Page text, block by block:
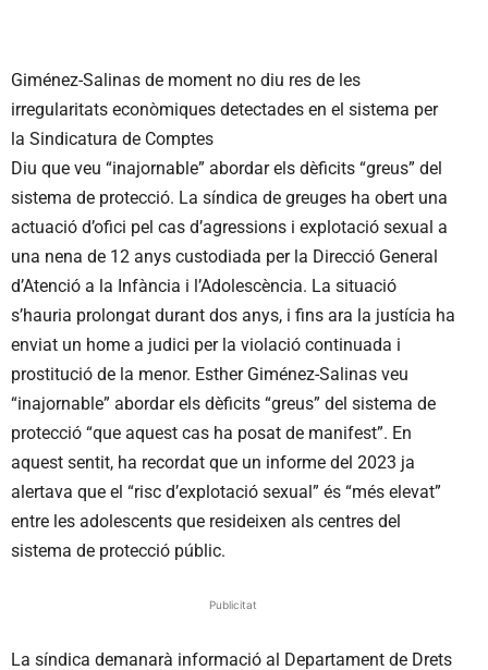
Giménez-Salinas de moment no diu res de les
irregularitats econòmiques detectades en el sistema per
la Sindicatura de Comptes
Diu que veu “inajornable” abordar els dèficits “greus” del
sistema de protecció. La síndica de greuges ha obert una
actuació d’ofici pel cas d’agressions i explotació sexual a
una nena de 12 anys custodiada per la Direcció General
d’Atenció a la Infància i l’Adolescència. La situació
s’hauria prolongat durant dos anys, i fins ara la justícia ha
enviat un home a judici per la violació continuada i
prostitució de la menor. Esther Giménez-Salinas veu
“inajornable” abordar els dèficits “greus” del sistema de
protecció “que aquest cas ha posat de manifest”. En
aquest sentit, ha recordat que un informe del 2023 ja
alertava que el “risc d’explotació sexual” és “més elevat”
entre les adolescents que resideixen als centres del
sistema de protecció públic.
Publicitat
La síndica demanarà informació al Departament de Drets